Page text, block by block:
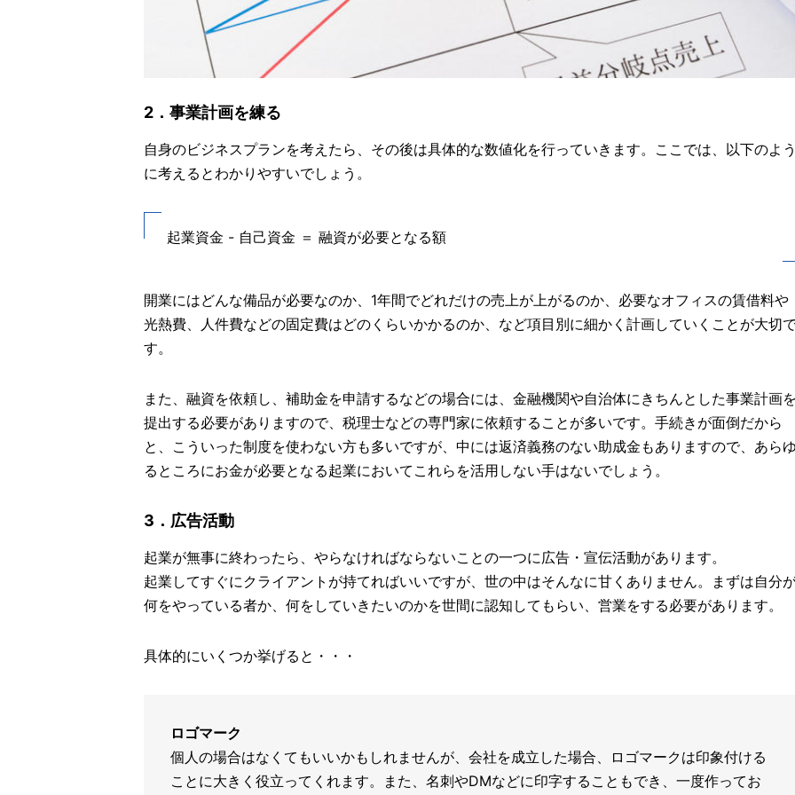
2．事業計画を練る
自身のビジネスプランを考えたら、その後は具体的な数値化を行っていきます。ここでは、以下のよ
に考えるとわかりやすいでしょう。
起業資金 - 自己資金 ＝ 融資が必要となる額
開業にはどんな備品が必要なのか、1年間でどれだけの売上が上がるのか、必要なオフィスの賃借料や
光熱費、人件費などの固定費はどのくらいかかるのか、など項目別に細かく計画していくことが大切
す。
また、融資を依頼し、補助金を申請するなどの場合には、金融機関や自治体にきちんとした事業計画
提出する必要がありますので、税理士などの専門家に依頼することが多いです。手続きが面倒だから
と、こういった制度を使わない方も多いですが、中には返済義務のない助成金もありますので、あら
るところにお金が必要となる起業においてこれらを活用しない手はないでしょう。
3．広告活動
起業が無事に終わったら、やらなければならないことの一つに広告・宣伝活動があります。
起業してすぐにクライアントが持てればいいですが、世の中はそんなに甘くありません。まずは自分
何をやっている者か、何をしていきたいのかを世間に認知してもらい、営業をする必要があります。
具体的にいくつか挙げると・・・
ロゴマーク
個人の場合はなくてもいいかもしれませんが、会社を成立した場合、ロゴマークは印象付ける
ことに大きく役立ってくれます。また、名刺やDMなどに印字することもでき、一度作ってお